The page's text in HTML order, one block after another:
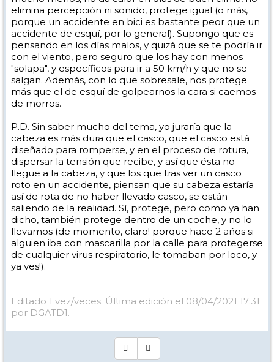
elimina percepción ni sonido, protege igual (o más,
porque un accidente en bici es bastante peor que un
accidente de esquí, por lo general). Supongo que es
pensando en los días malos, y quizá que se te podría ir
con el viento, pero seguro que los hay con menos
"solapa", y específicos para ir a 50 km/h y que no se
salgan. Además, con lo que sobresale, nos protege
más que el de esquí de golpearnos la cara si caemos
de morros.
P.D. Sin saber mucho del tema, yo juraría que la
cabeza es más dura que el casco, que el casco está
diseñado para romperse, y en el proceso de rotura,
dispersar la tensión que recibe, y así que ésta no
llegue a la cabeza, y que los que tras ver un casco
roto en un accidente, piensan que su cabeza estaría
así de rota de no haber llevado casco, se están
saliendo de la realidad. Sí, protege, pero como ya han
dicho, también protege dentro de un coche, y no lo
llevamos (de momento, claro! porque hace 2 años si
alguien iba con mascarilla por la calle para protegerse
de cualquier virus respiratorio, le tomaban por loco, y
ya ves!).
Editado 1 vez/veces. Última edición el 08/04/2021 17:31
por DGATD1.